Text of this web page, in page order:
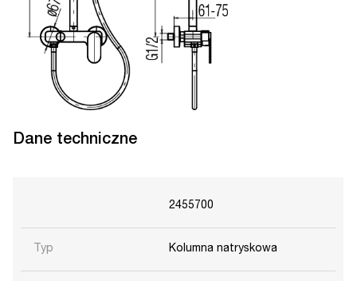
Dane techniczne
2455700
Typ Kolumna natryskowa